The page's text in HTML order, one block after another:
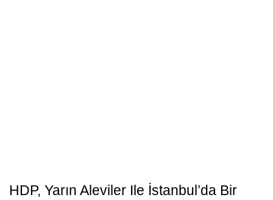
HDP, Yarın Aleviler Ile İstanbul’da Bir